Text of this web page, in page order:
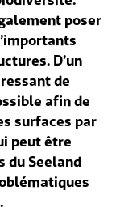
poser
D’un
de
afin de
surfaces par
peut être
du Seeland
civil